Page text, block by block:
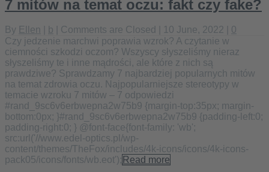
7 mitów na temat oczu: fakt czy fake?
By Ellen b Comments are Closed | 10 June, 2022 | 0
Czy jedzenie marchwi poprawia wzrok? A czytanie w
ciemności szkodzi oczom? Wszyscy słyszeliśmy nieraz
słyszeliśmy te i inne mądrości, ale które z nich są
prawdziwe? Sprawdzamy 7 najbardziej popularnych mitów
na temat zdrowia oczu. Najpopularniejsze stereotypy w
temacie wzroku 7 mitów – 7 odpowiedzi
#rand_9sc6v6erbwepna2w75b9 {margin-top:35px; margin-
bottom:0px; }#rand_9sc6v6erbwepna2w75b9 {padding-left:0;
padding-right:0; } @font-face{font-family: 'wb';
src:url('//www.edel-optics.pl/wp-
content/themes/TheFox/includes/4k-icons/icons/4k-icons-
pack05/icons/fonts/wb.eot'); Read more